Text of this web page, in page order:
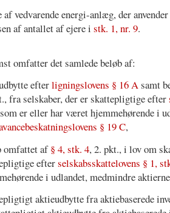
af vedvarende energi-anlæg, der
af antallet af ejere istk. 1, nr. 9.
omfatter det samlede beløb af:
efterligningslovens § 16 Asamt
fra selskaber, der er skattepligtige efter
er eller har været hjemmehørende i
§ 19 C,
omfattet af§ 4, stk. 4, 2. pkt., i lov om
efterselskabsskattelovens § 1,
i udlandet, medmindre
aktieudbytte fra aktiebaserede